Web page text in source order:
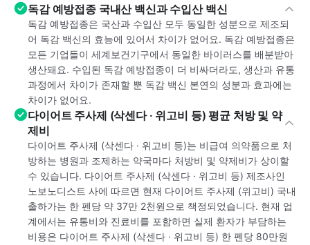
독감 예방접종 국내산 백신과 수입산 백신
독감 예방접종은 국산과 수입산 모두 동일한 성분으로 제조되
어 독감 백신의 효능에 있어서 차이가 없어요. 독감 예방접종은
모든 기업들이 세계보건기구에서 동일한 바이러스를 배분받아
생산돼요. 수입된 독감 예방접종이 더 비싸더라도, 생산과 유통
과정에서 차이가 존재할 뿐 독감 백신 본연의 성분과 효과에는
차이가 없어요.
다이어트 주사제 (삭센다 · 위고비 등) 평균 처방 및 약
제비
다이어트 주사제 (삭센다 · 위고비 등)는 비급여 의약품으로 처
방하는 병원과 조제하는 약국마다 처방비 및 약제비가 상이할
수 있습니다. 다이어트 주사제 (삭센다 · 위고비 등) 제조사인
노보노디스트 사에 따르면 현재 다이어트 주사제 (위고비) 국내
출하가는 한 펜당 약 37만 2천원으로 책정되었습니다. 현재 업
계에서는 유통비와 진료비를 포함하면 실제 환자가 부담하는
비용은 다이어트 주사제 (삭센다 · 위고비 등) 한 펜당 80만원